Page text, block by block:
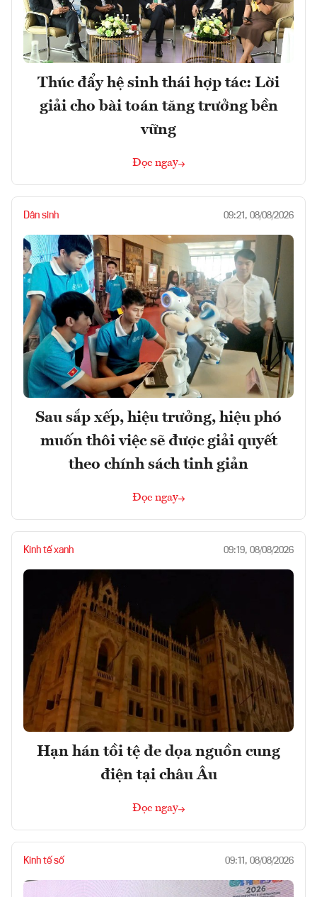
Thúc đẩy hệ sinh thái hợp tác: Lời
giải cho bài toán tăng trưởng bền
vững
Đọc ngay
Dân sinh 09:21, 08/08/2026
Sau sắp xếp, hiệu trưởng, hiệu phó
muốn thôi việc sẽ được giải quyết
theo chính sách tinh giản
Đọc ngay
Kinh tế xanh 09:19, 08/08/2026
Hạn hán tồi tệ đe dọa nguồn cung
điện tại châu Âu
Đọc ngay
Kinh tế số 09:11, 08/08/2026